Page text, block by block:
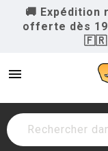
🚚 Expédition
offerte dès
🇫🇷
menu